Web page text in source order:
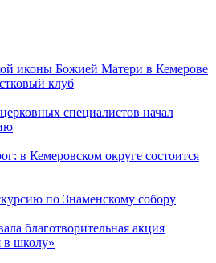
иконы Божией Матери в Кемерове
клуб
специалистов начал
в Кемеровском округе состоится
по Знаменскому собору
благотворительная акция
в школу»